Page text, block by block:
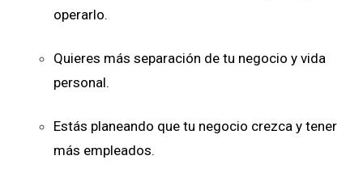
operarlo.
Quieres más separación de tu negocio y vida
personal.
Estás planeando que tu negocio crezca y tener
más empleados.